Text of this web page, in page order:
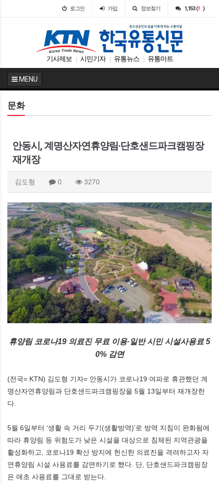
로그인 가입 정보찾기 1,153 (1 )
기사제보 시민기자 유통뉴스 유통마트
MENU
문화
안동시, 계명산자연휴양림·단호샌드파크캠핑장
재개장
김도형 0 3270
휴양림 코로나19 의료진 무료 이용·일반 시민 시설사용료 5
0% 감면
(전국= KTN) 김도형 기자= 안동시가 코로나19 여파로 휴관했던 계
명산자연휴양림과 단호샌드파크캠핑장을 5월 13일부터 재개장한
다.
5월 6일부터 ‘생활 속 거리 두기(생활방역)’로 방역 지침이 완화됨에
따라 휴양림 등 위험도가 낮은 시설을 대상으로 침체된 지역관광을
활성화하고, 코로나19 확산 방지에 헌신한 의료진을 격려하고자 자
연휴양림 시설 사용료를 감면하기로 했다. 단, 단호샌드파크캠핑장
은 애초 사용료를 그대로 받는다.